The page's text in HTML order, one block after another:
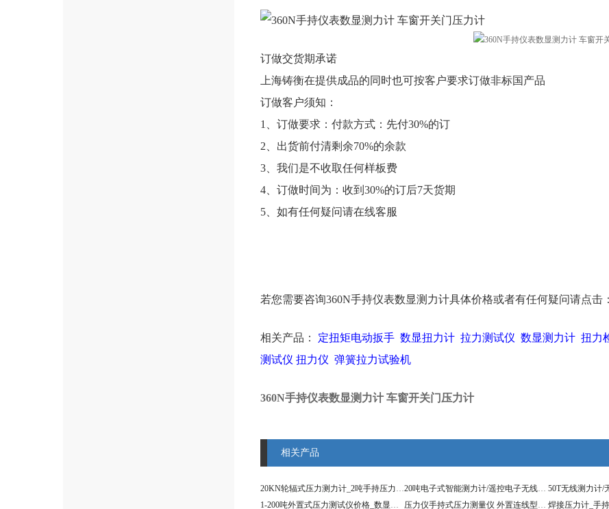
订做交货期承诺
上海铸衡在提供成品的同时也可按客户要求订做非标国产品
订做客户须知：
1、订做要求：付款方式：先付30%的订
2、出货前付清剩余70%的余款
3、我们是不收取任何样板费
4、订做时间为：收到30%的订后7天货期
5、如有任何疑问请在线客服
若您需要咨询360N手持仪表数显测力计具体价格或者有任何疑问请点击：
相关产品： 定扭矩电动扳手 数显扭力计 拉力测试仪 数显测力计 扭力
测试仪 扭力仪 弹簧拉力试验机
360N手持仪表数显测力计 车窗开关门压力计
相关产品
20KN轮辐式压力测力计_2吨手持压力计价格 20吨电子式智能测力计/遥控电子无线测力仪
1-200吨外置式压力测试仪价格_数显测力计
压力仪手持式压力测量仪 外置连线型数显压力计